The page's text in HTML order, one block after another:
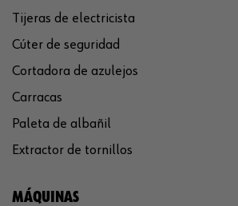
Tijeras de electricista
Cúter de seguridad
Cortadora de azulejos
Carracas
Paleta de albañil
Extractor de tornillos
MÁQUINAS